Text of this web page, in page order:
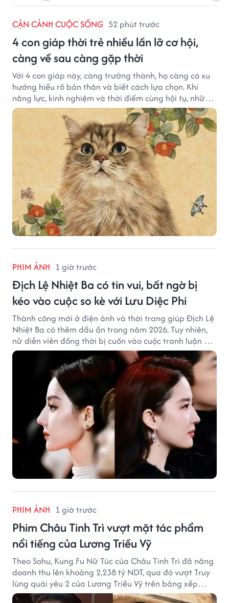
CẬN CẢNH CUỘC SỐNG 52 phút trước
4 con giáp thời trẻ nhiều lần lỡ cơ hội,
càng về sau càng gặp thời
Với 4 con giáp này, càng trưởng thành, họ càng có xu
hướng hiểu rõ bản thân và biết cách lựa chọn. Khi
năng lực, kinh nghiệm và thời điểm cùng hội tụ, những
cơ hội từng tưởng đã vuột mất có thể được thay thế
bằng những cơ hội phù hợp hơn.
PHIM ẢNH 1 giờ trước
Địch Lệ Nhiệt Ba có tin vui, bất ngờ bị
kéo vào cuộc so kè với Lưu Diệc Phi
Thành công mới ở điện ảnh và thời trang giúp Địch Lệ
Nhiệt Ba có thêm dấu ấn trong năm 2026. Tuy nhiên,
nữ diễn viên đồng thời bị cuốn vào cuộc tranh luận với
Lưu Diệc Phi dù hai ngôi sao không có mâu thuẫn công
PHIM ẢNH 1 giờ trước
Phim Châu Tinh Trì vượt mặt tác phẩm
nổi tiếng của Lương Triều Vỹ
Theo Sohu, Kung Fu Nữ Túc của Châu Tinh Trì đã nâng
doanh thu lên khoảng 2,238 tỷ NDT, qua đó vượt Truy
lùng quái yêu 2 của Lương Triều Vỹ trên bảng xếp
hạng phòng vé Trung Quốc.